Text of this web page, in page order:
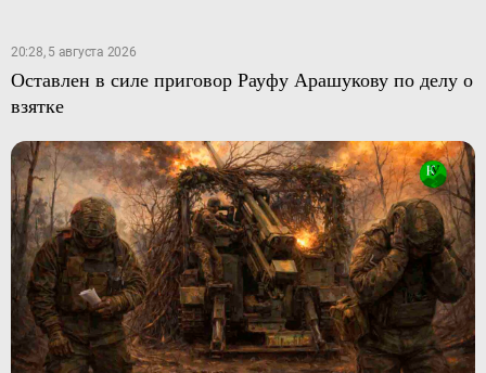
20:28, 5 августа 2026
Оставлен в силе приговор Рауфу Арашукову по делу о
взятке